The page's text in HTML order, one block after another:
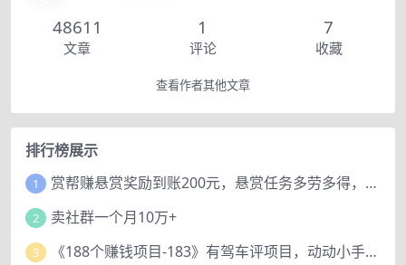
48611
文章
1
评论
7
收藏
查看作者其他文章
排行榜展示
1 赏帮赚悬赏奖励到账200元，悬赏任务多劳多得，人人可做。
2 卖社群一个月10万+
3 《188个赚钱项目-183》有驾车评项目，动动小手，复制粘贴赚44元！